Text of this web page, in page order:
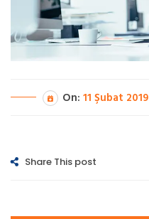
On: 11 Şubat 2019
Share This post